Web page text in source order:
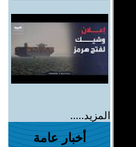
المزيد.....
أخبار عامة